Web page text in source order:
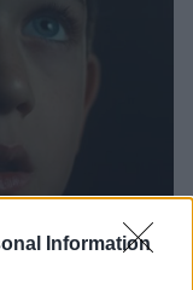
Information
(10)